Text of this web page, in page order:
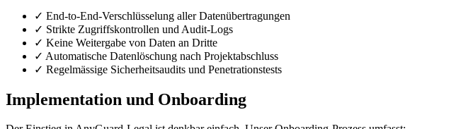
✓ End-to-End-Verschlüsselung aller Datenübertragungen
✓ Strikte Zugriffskontrollen und Audit-Logs
✓ Keine Weitergabe von Daten an Dritte
✓ Automatische Datenlöschung nach Projektabschluss
✓ Regelmässige Sicherheitsaudits und Penetrationstests
Implementation und Onboarding